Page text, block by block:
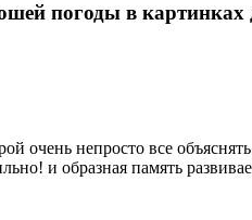
погоды в картинках
очень непросто все
и образная память